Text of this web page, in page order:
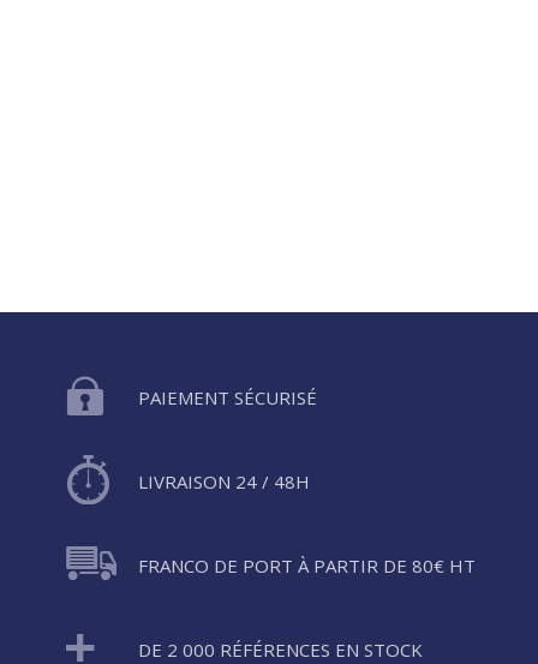
PAIEMENT SÉCURISÉ
LIVRAISON 24 / 48H
FRANCO DE PORT À PARTIR DE 80€ HT
DE 2 000 RÉFÉRENCES EN STOCK